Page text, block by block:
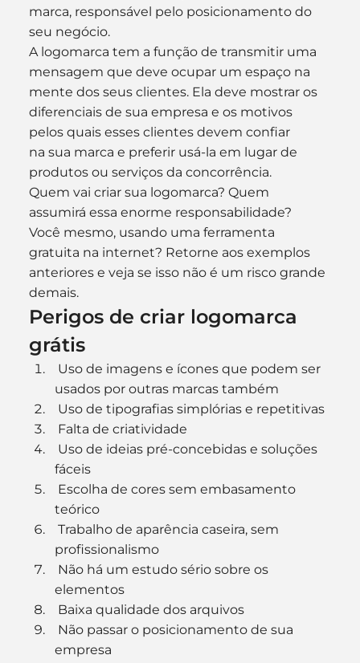
marca, responsável pelo posicionamento do
seu negócio.
A logomarca tem a função de transmitir uma
mensagem que deve ocupar um espaço na
mente dos seus clientes. Ela deve mostrar os
diferenciais de sua empresa e os motivos
pelos quais esses clientes devem confiar
na sua marca e preferir usá-la em lugar de
produtos ou serviços da concorrência.
Quem vai criar sua logomarca? Quem
assumirá essa enorme responsabilidade?
Você mesmo, usando uma ferramenta
gratuita na internet? Retorne aos exemplos
anteriores e veja se isso não é um risco grande
demais.
Perigos de criar logomarca
grátis
Uso de imagens e ícones que podem ser
usados por outras marcas também
Uso de tipografias simplórias e repetitivas
Falta de criatividade
Uso de ideias pré-concebidas e soluções
fáceis
Escolha de cores sem embasamento
teórico
Trabalho de aparência caseira, sem
profissionalismo
Não há um estudo sério sobre os
elementos
Baixa qualidade dos arquivos
Não passar o posicionamento de sua
empresa